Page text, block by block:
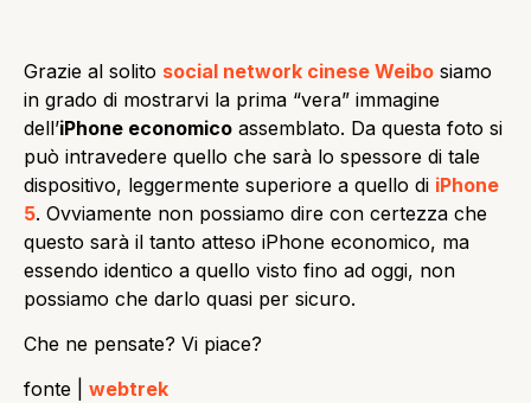
Grazie al solito social network cinese Weibo siamo
in grado di mostrarvi la prima “vera” immagine
dell’iPhone economico assemblato. Da questa foto si
può intravedere quello che sarà lo spessore di tale
dispositivo, leggermente superiore a quello di iPhone
5. Ovviamente non possiamo dire con certezza che
questo sarà il tanto atteso iPhone economico, ma
essendo identico a quello visto fino ad oggi, non
possiamo che darlo quasi per sicuro.
Che ne pensate? Vi piace?
fonte | webtrek